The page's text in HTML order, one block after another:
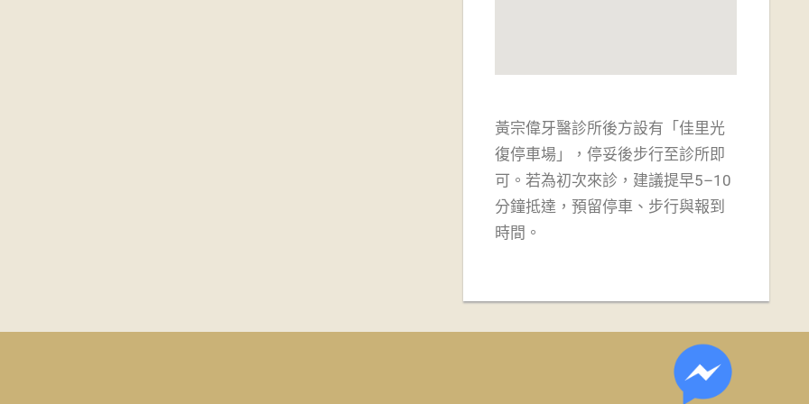
黃宗偉牙醫診所後方設有「佳里光
復停車場」，停妥後步行至診所即
可。若為初次來診，建議提早5–10
分鐘抵達，預留停車、步行與報到
時間。